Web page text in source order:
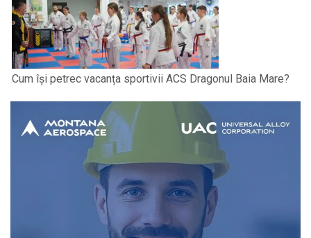
Cum își petrec vacanța sportivii ACS Dragonul Baia Mare?